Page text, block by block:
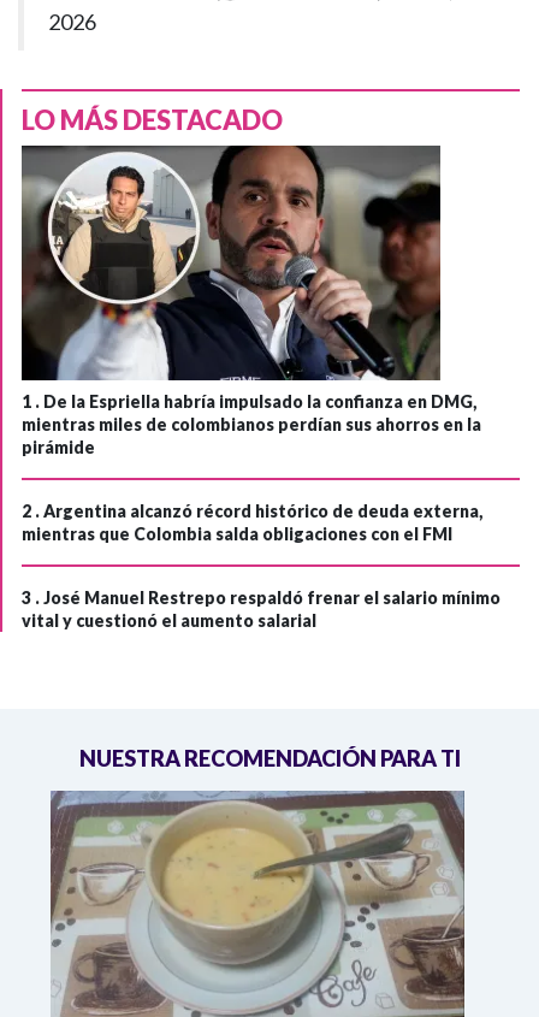
2026
LO MÁS DESTACADO
1 . De la Espriella habría impulsado la confianza en DMG,
mientras miles de colombianos perdían sus ahorros en la
pirámide
2 .Argentina alcanzó récord histórico de deuda externa,
mientras que Colombia salda obligaciones con el FMI
3 .José Manuel Restrepo respaldó frenar el salario mínimo
vital y cuestionó el aumento salarial
NUESTRA RECOMENDACIÓN PARA TI